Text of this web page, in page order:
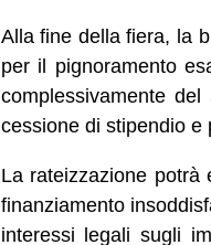
Alla fine della fiera, la
per il pignoramento
complessivamente
cessione di stipendio e
La rateizzazione potrà
finanziamento
interessi legali sugli